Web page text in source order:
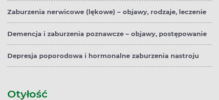
Zaburzenia nerwicowe (lękowe) – objawy, rodzaje, leczenie
Demencja i zaburzenia poznawcze – objawy, postępowanie
Depresja poporodowa i hormonalne zaburzenia nastroju
Otyłość